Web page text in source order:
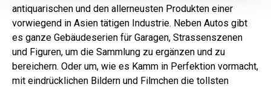
antiquarischen und den allerneusten Produkten einer
vorwiegend in Asien tätigen Industrie. Neben Autos gibt
es ganze Gebäudeserien für Garagen, Strassenszenen
und Figuren, um die Sammlung zu ergänzen und zu
bereichern. Oder um, wie es Kamm in Perfektion vormacht,
mit eindrücklichen Bildern und Filmchen die tollsten